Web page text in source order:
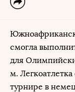
смогла
для
м.
турнире в